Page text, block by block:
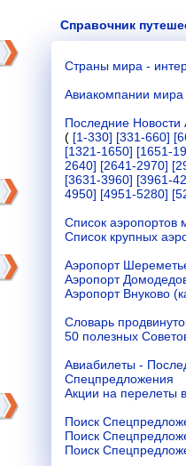
Справочник
Страны мира -
Авиакомпании мира
Последние Новости
( [1-330] [331-660]
[1321-1650] [1651-
2640] [2641-2970]
[3631-3960] [3961-
4950] [4951-5280]
Список аэропортов
Список крупных
Аэропорт
Аэропорт
Аэропорт Внуково
Словарь
50 полезных
Авиабилеты -
Спецпредложения
Акции на перелеты
Поиск
Поиск
Поиск